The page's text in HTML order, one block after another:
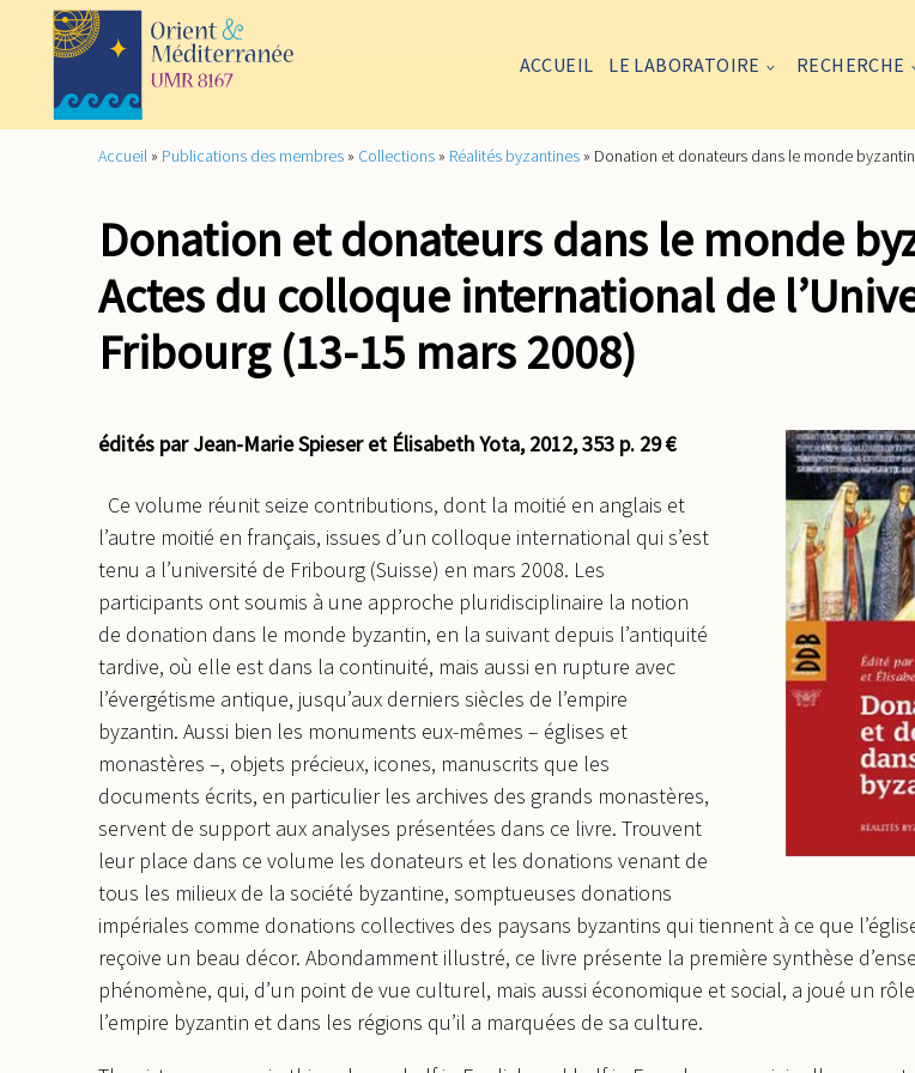
ACCUEIL LE LABORATOIRE RECHERCHE
Accueil » Publications des membres » Collections » Réalités byzantines » Donation et donateurs dans le monde
Donation et donateurs dans le monde
Actes du colloque international de
Fribourg (13-15 mars 2008)
édités par Jean-Marie Spieser et Élisabeth Yota, 2012, 353 p. 29 €
Ce volume réunit seize contributions, dont la moitié en anglais et
l’autre moitié en français, issues d’un colloque international qui s’est
tenu a l’université de Fribourg (Suisse) en mars 2008. Les
participants ont soumis à une approche pluridisciplinaire la notion
de donation dans le monde byzantin, en la suivant depuis l’antiquité
tardive, où elle est dans la continuité, mais aussi en rupture avec
l’évergétisme antique, jusqu’aux derniers siècles de l’empire
byzantin. Aussi bien les monuments eux-mêmes – églises et
monastères –, objets précieux, icones, manuscrits que les
documents écrits, en particulier les archives des grands monastères,
servent de support aux analyses présentées dans ce livre. Trouvent
leur place dans ce volume les donateurs et les donations venant de
tous les milieux de la société byzantine, somptueuses donations
impériales comme donations collectives des paysans byzantins qui tiennent à ce que
reçoive un beau décor. Abondamment illustré, ce livre présente la première synthèse
phénomène, qui, d’un point de vue culturel, mais aussi économique et social, a joué un
l’empire byzantin et dans les régions qu’il a marquées de sa culture.